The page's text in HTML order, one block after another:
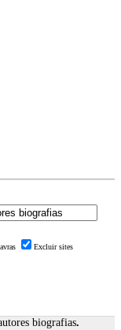
Excluir sites
biografias.